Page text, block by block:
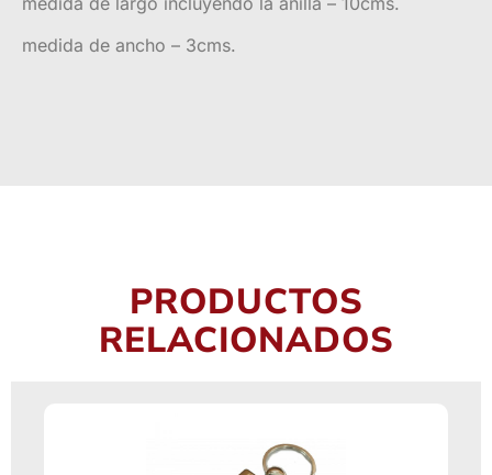
medida de ancho – 3cms.
PRODUCTOS
RELACIONADOS